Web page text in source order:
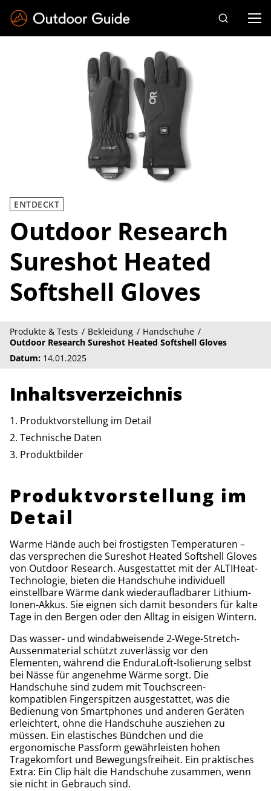
ENTDECKT
Outdoor Research
Sureshot Heated
Softshell Gloves
Produkte & Tests Bekleidung
Handschuhe
Outdoor Research Sureshot Heated Softshell Gloves
Datum: 14.01.2025
Inhaltsverzeichnis
Produktvorstellung im Detail
Technische Daten
Produktbilder
Produktvorstellung im
Detail
Warme Hände auch bei frostigsten Temperaturen –
das versprechen die Sureshot Heated Softshell Gloves
von Outdoor Research. Ausgestattet mit der ALTIHeat-
Technologie, bieten die Handschuhe individuell
einstellbare Wärme dank wiederaufladbarer Lithium-
Ionen-Akkus. Sie eignen sich damit besonders für kalte
Tage in den Bergen oder den Alltag in eisigen Wintern.
Das wasser- und windabweisende 2-Wege-Stretch-
Aussenmaterial schützt zuverlässig vor den
Elementen, während die EnduraLoft-Isolierung selbst
bei Nässe für angenehme Wärme sorgt. Die
Handschuhe sind zudem mit Touchscreen-
kompatiblen Fingerspitzen ausgestattet, was die
Bedienung von Smartphones und anderen Geräten
erleichtert, ohne die Handschuhe ausziehen zu
müssen. Ein elastisches Bündchen und die
ergonomische Passform gewährleisten hohen
Tragekomfort und Bewegungsfreiheit. Ein praktisches
Extra: Ein Clip hält die Handschuhe zusammen, wenn
sie nicht in Gebrauch sind.
Drücken Sie die Eingabetaste zum Suchen